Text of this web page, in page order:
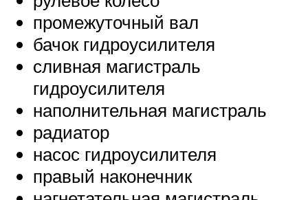
промежуточный вал
бачок гидроусилителя
сливная магистраль
гидроусилителя
наполнительная магистраль
радиатор
насос гидроусилителя
правый наконечник